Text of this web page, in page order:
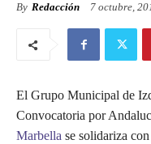
By Redacción 7 octubre,
El Grupo Municipal de
Convocatoria por
Marbella se solidariza